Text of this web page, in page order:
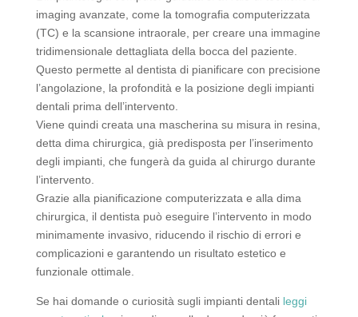
imaging avanzate, come la tomografia computerizzata
(TC) e la scansione intraorale, per creare una immagine
tridimensionale dettagliata della bocca del paziente.
Questo permette al dentista di pianificare con precisione
l’angolazione, la profondità e la posizione degli impianti
dentali prima dell’intervento.
Viene quindi creata una mascherina su misura in resina,
detta dima chirurgica, già predisposta per l’inserimento
degli impianti, che fungerà da guida al chirurgo durante
l’intervento.
Grazie alla pianificazione computerizzata e alla dima
chirurgica, il dentista può eseguire l’intervento in modo
minimamente invasivo, riducendo il rischio di errori e
complicazioni e garantendo un risultato estetico e
funzionale ottimale.
Se hai domande o curiosità sugli impianti dentali leggi